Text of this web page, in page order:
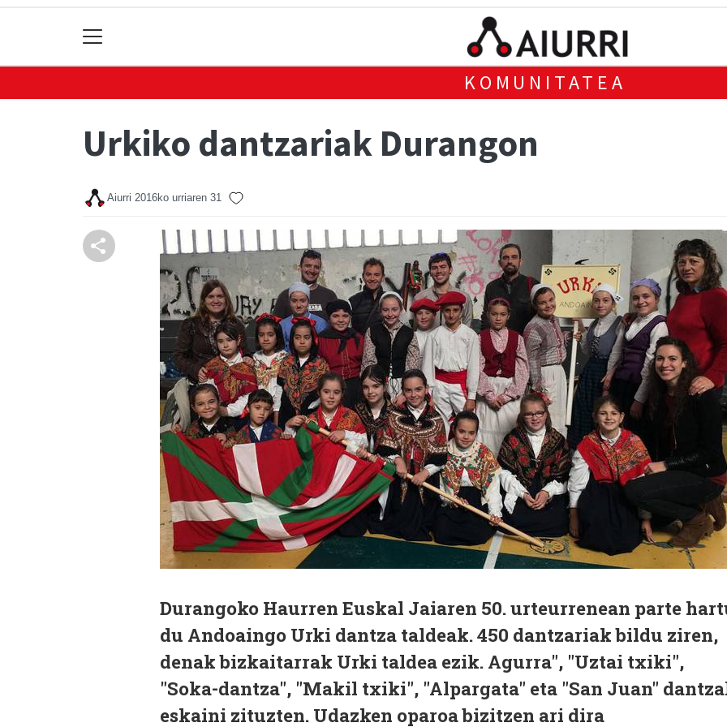
KOMUNITATEA
Urkiko dantzariak Durangon
Aiurri 2016ko urriaren 31
Durangoko Haurren Euskal Jaiaren 50. urteurrenean parte
du Andoaingo Urki dantza taldeak. 450 dantzariak bildu ziren,
denak bizkaitarrak Urki taldea ezik. Agurra", "Uztai txiki",
"Soka-dantza", "Makil txiki", "Alpargata" eta "San Juan"
eskaini zituzten. Udazken oparoa bizitzen ari dira